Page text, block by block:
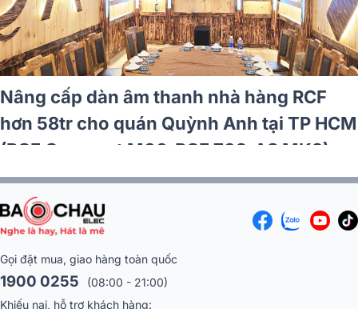
cưới
Nâng cấp dàn âm thanh nhà
hơn 58tr cho quán Quỳnh
(RCF Compact M06, RCF
Gọi đặt mua, giao hàng toàn quốc
1900 0255
(08:00 - 21:00)